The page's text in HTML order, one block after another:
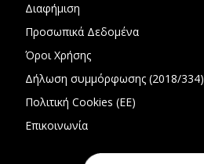
Διαφήμιση
Προσωπικά Δεδομένα
Όροι Χρήσης
Δήλωση συμμόρφωσης (2018/334)
Πολιτική Cookies (ΕΕ)
Επικοινωνία